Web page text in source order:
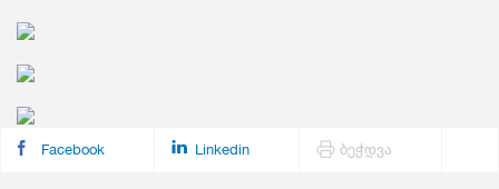
Facebook Linkedin ბეჭდვა